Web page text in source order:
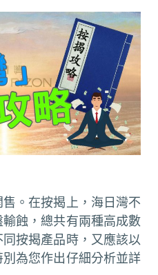
l
g
r
a
m
。在按揭上，海日灣不
蝕，總共有兩種高成數
按揭產品時，又應該以
為您作出仔細分析並詳